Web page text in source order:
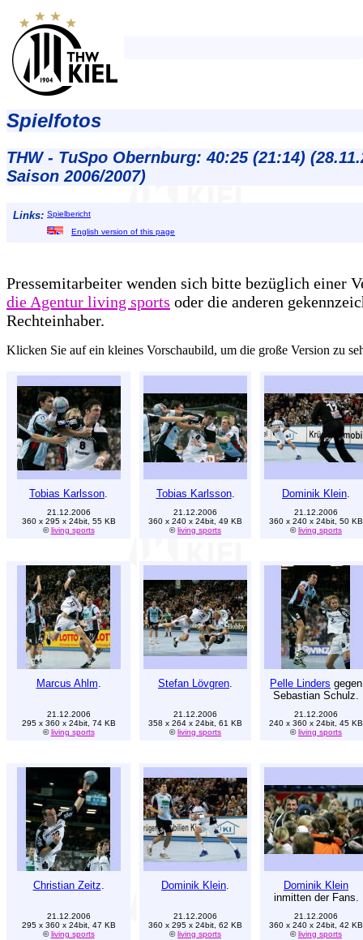
Spielfotos
THW - TuSpo Obernburg: 40:25 (21:14)
Saison 2006/2007)
Links: Spielbericht
English version of this page
Pressemitarbeiter wenden sich bitte bezüglich einer
die Agentur living sports oder die anderen
Rechteinhaber.
Klicken Sie auf ein kleines Vorschaubild, um die große Version zu
Tobias Karlsson. Tobias Karlsson. Dominik Klein.
21.12.2006
360 x 295 x 24bit, 55 KB
©living sports
21.12.2006
360 x 240 x 24bit, 49 KB
©living sports
21.12.2006
360 x 240 x 24bit, 50 KB
©living sports
Marcus Ahlm. Stefan Lövgren. Pelle Linders gegen
Sebastian Schulz.
21.12.2006
295 x 360 x 24bit, 74 KB
©living sports
21.12.2006
358 x 264 x 24bit, 61 KB
©living sports
21.12.2006
240 x 360 x 24bit, 45 KB
©living sports
Christian Zeitz. Dominik Klein.
Dominik Klein
inmitten der Fans.
21.12.2006
295 x 360 x 24bit, 47 KB
©living sports
21.12.2006
360 x 295 x 24bit, 62 KB
©living sports
21.12.2006
360 x 240 x 24bit, 42 KB
©living sports